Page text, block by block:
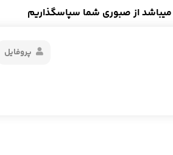
از صبوری شما سپاسگذاریم
پروفایل